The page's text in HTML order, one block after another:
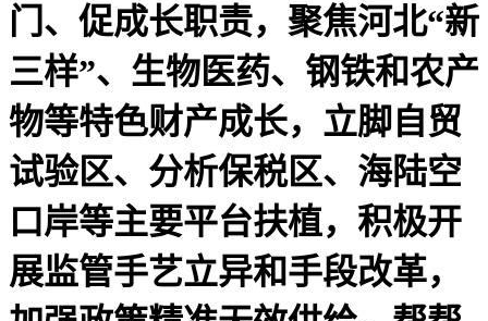
门、促成长职责，聚焦河北“新
三样”、生物医药、钢铁和农产
物等特色财产成长，立脚自贸
试验区、分析保税区、海陆空
口岸等主要平台扶植，积极开
展监管手艺立异和手段改革，